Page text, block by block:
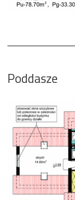
Poddasze